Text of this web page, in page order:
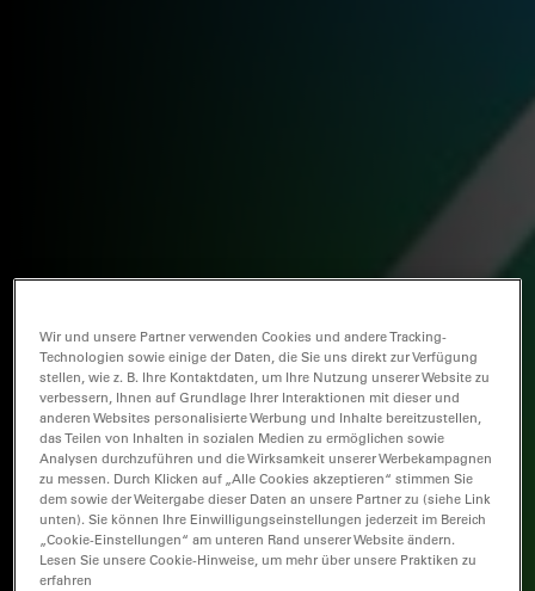
Wir und unsere Partner verwenden Cookies und andere Tracking-
Technologien sowie einige der Daten, die Sie uns direkt zur Verfügung
stellen, wie z. B. Ihre Kontaktdaten, um Ihre Nutzung unserer Website zu
verbessern, Ihnen auf Grundlage Ihrer Interaktionen mit dieser und
anderen Websites personalisierte Werbung und Inhalte bereitzustellen,
das Teilen von Inhalten in sozialen Medien zu ermöglichen sowie
Analysen durchzuführen und die Wirksamkeit unserer Werbekampagnen
zu messen. Durch Klicken auf „Alle Cookies akzeptieren“ stimmen Sie
dem sowie der Weitergabe dieser Daten an unsere Partner zu (siehe Link
unten). Sie können Ihre Einwilligungseinstellungen jederzeit im Bereich
„Cookie-Einstellungen“ am unteren Rand unserer Website ändern.
Lesen Sie unsere Cookie-Hinweise, um mehr über unsere Praktiken zu
erfahren